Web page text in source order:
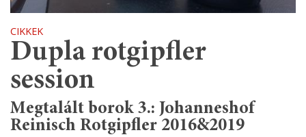
CIKKEK
Dupla rotgipfler
session
Megtalált borok 3.: Johanneshof
Reinisch Rotgipfler 2016&2019